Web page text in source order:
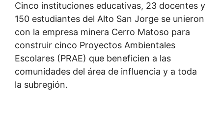
Cinco instituciones educativas, 23 docentes y
150 estudiantes del Alto San Jorge se unieron
con la empresa minera Cerro Matoso para
construir cinco Proyectos Ambientales
Escolares (PRAE) que beneficien a las
comunidades del área de influencia y a toda
la subregión.